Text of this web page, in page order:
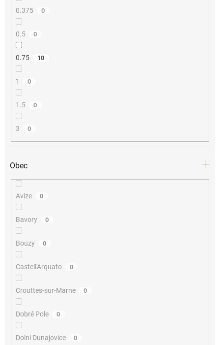
0.375 0
0.5 0
0.75 10
1 0
1.5 0
3 0
Obec
Avize 0
Bavory 0
Bouzy 0
Castell'Arquato 0
Crouttes-sur-Marne 0
Dobré Pole 0
Dolní Dunajovice 0